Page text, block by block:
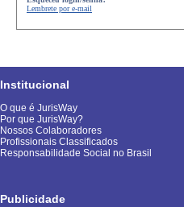
Lembrete por e-mail
Institucional
O que é JurisWay
Por que JurisWay?
Nossos Colaboradores
Profissionais Classificados
Responsabilidade Social no Brasil
Publicidade